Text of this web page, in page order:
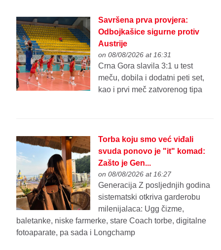
Savršena prva provjera:
Odbojkašice sigurne protiv
Austrije
on 08/08/2026 at 16:31
Crna Gora slavila 3:1 u test
meču, dobila i dodatni peti set,
kao i prvi meč zatvorenog tipa
Torba koju smo već viđali
svuda ponovo je "it" komad:
Zašto je Gen...
on 08/08/2026 at 16:27
Generacija Z posljednjih godina
sistematski otkriva garderobu
milenijalaca: Ugg čizme,
baletanke, niske farmerke, stare Coach torbe, digitalne
fotoaparate, pa sada i Longchamp